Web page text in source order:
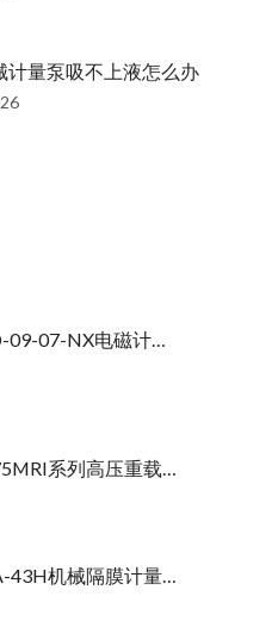
计量泵吸不上液怎么办
新道茨DFD-09-07-NX电磁计量泵
道茨MRI175MRI系列高压重载强制正回程液压隔膜泵
千世KDV-A-43H机械隔膜计量泵